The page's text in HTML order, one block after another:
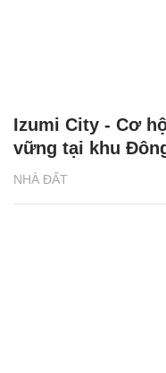
NHÀ ĐẤT
Izumi City - Cơ
vững tại khu